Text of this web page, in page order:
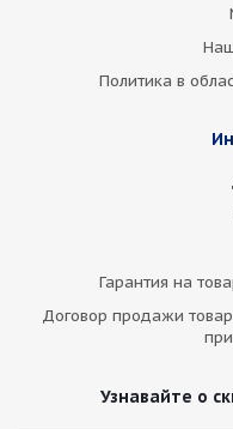
Политика в
Гарантия на
Договор продажи
Узнавайте о